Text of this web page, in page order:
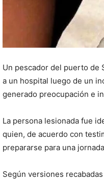
Un pescador del puerto de
a un hospital luego de un
generado preocupación e
La persona lesionada fue
quien, de acuerdo con
prepararse para una
Según versiones